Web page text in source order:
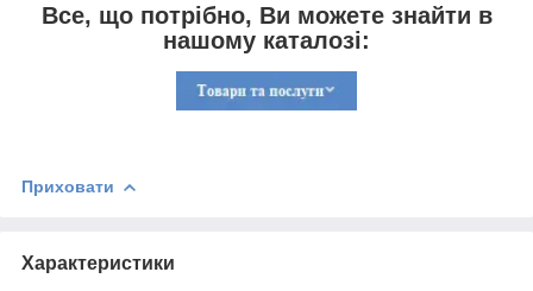
Все, що потрібно, Ви можете знайти в
нашому каталозі:
Приховати
Характеристики